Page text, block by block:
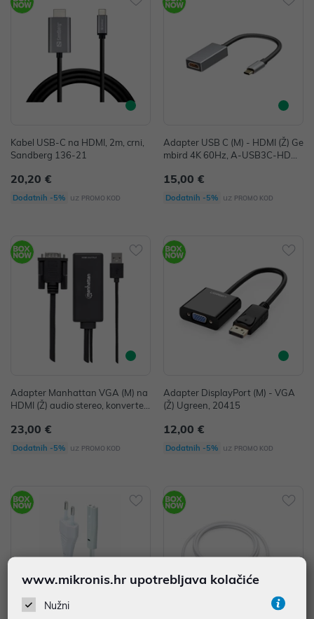
Kabel USB-C na HDMI, 2m, crni,
Sandberg 136-21
20,20 €
Dodatnih -5% uz PROMO KOD
Adapter USB C (M) - HDMI (Ž) Ge
mbird 4K 60Hz, A-USB3C-HDMI
15,00 €
Dodatnih -5% uz PROMO KOD
Adapter Manhattan VGA (M) na
HDMI (Ž) audio stereo, konverter
23,00 €
Dodatnih -5% uz PROMO KOD
Adapter DisplayPort (M) - VGA
(Ž) Ugreen, 20415
12,00 €
Dodatnih -5% uz PROMO KOD
www.mikronis.hr upotrebljava kolačiće
Nužni